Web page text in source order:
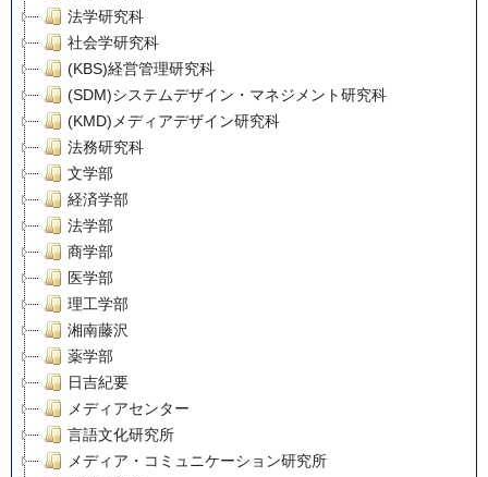
法学研究科
社会学研究科
(KBS)経営管理研究科
(SDM)システムデザイン・マネジメント研究科
(KMD)メディアデザイン研究科
法務研究科
文学部
経済学部
法学部
商学部
医学部
理工学部
湘南藤沢
薬学部
日吉紀要
メディアセンター
言語文化研究所
メディア・コミュニケーション研究所